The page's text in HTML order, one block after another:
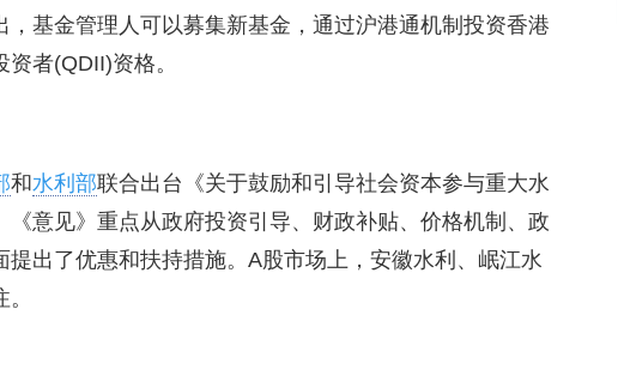
，基金管理人可以募集新基金，通过沪港通机制投资香港
者(QDII)资格。
和水利部联合出台《关于鼓励和引导社会资本参与重大水
意见》重点从政府投资引导、财政补贴、价格机制、政
出了优惠和扶持措施。A股市场上，安徽水利、岷江水